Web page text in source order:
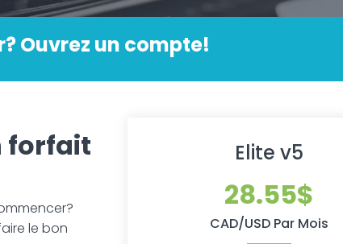
Ouvrez un compte!
forfait
le bon
Elite v5
28.55$
CAD/USD Par Mois